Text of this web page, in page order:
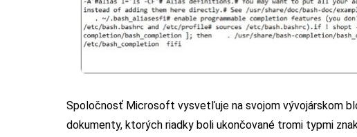
Spoločnosť Microsoft vysvetľuje na svojom vývojárskom
dokumenty, ktorých riadky boli ukončované tromi typmi